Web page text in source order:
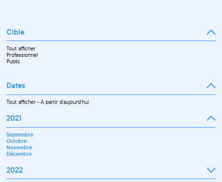
Cible
Tout afficher
Professionnel
Public
Dates
Tout afficher-À partir d'aujourd'hui
2021
Septembre
Octobre
Novembre
Décembre
2022